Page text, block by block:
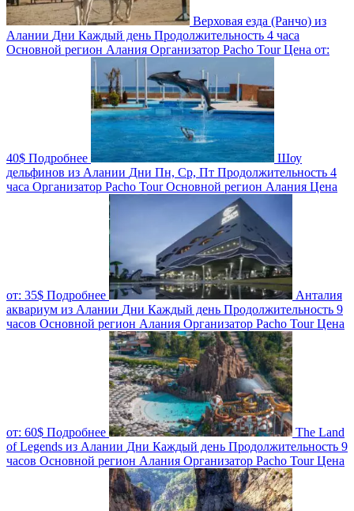
Верховая езда (Ранчо) из
Алании Дни Каждый день Продолжительность 4 часа
Основной регион Алания Организатор Pacho TourЦена от:
40$ Подробнее
Шоу
дельфинов из Алании Дни Пн, Ср, Пт Продолжительность 4
часа Организатор Pacho TourОсновной регион Алания Цена
от: 35$ Подробнее
Анталия
аквариум из Алании Дни Каждый день Продолжительность 9
часов Основной регион Алания Организатор Pacho TourЦена
от: 60$ Подробнее
The Land
of Legends из Алании Дни Каждый день Продолжительность 9
часов Основной регион Алания Организатор Pacho TourЦена